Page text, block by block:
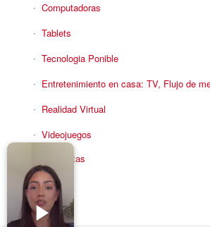
Computadoras
Tablets
Tecnologia Ponible
Entretenimiento en casa: TV, Flujo de
Realidad Virtual
Videojuegos
Reciba Ofertas